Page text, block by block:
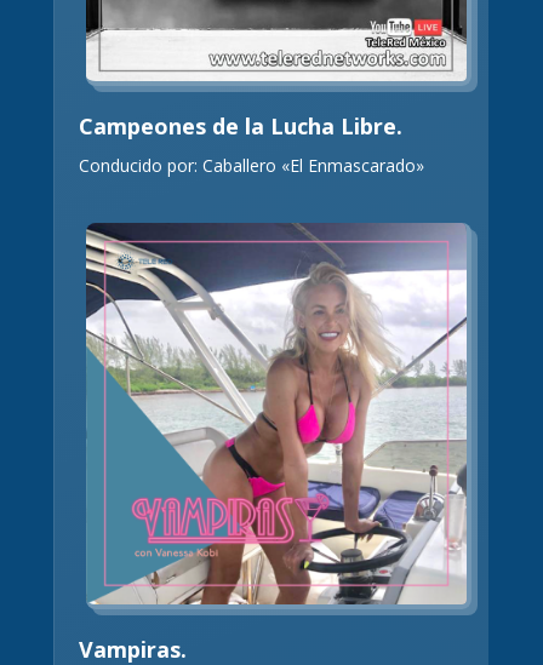
Campeones de la Lucha Libre.
Conducido por: Caballero «El Enmascarado»
Vampiras.